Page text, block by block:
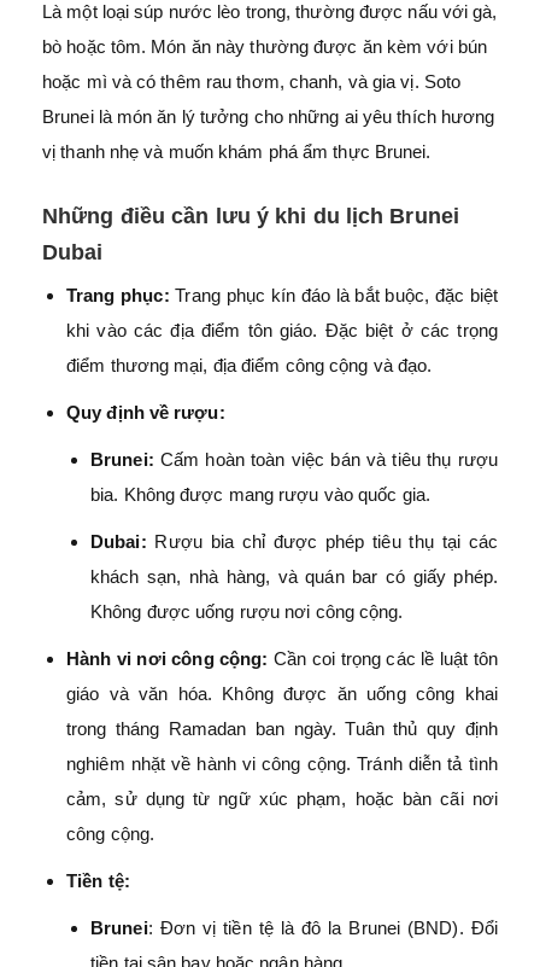
Là một loại súp nước lèo trong, thường được nấu với gà,
bò hoặc tôm. Món ăn này thường được ăn kèm với bún
hoặc mì và có thêm rau thơm, chanh, và gia vị. Soto
Brunei là món ăn lý tưởng cho những ai yêu thích hương
vị thanh nhẹ và muốn khám phá ẩm thực Brunei.
Những điều cần lưu ý khi du lịch Brunei
Dubai
Trang phục: Trang phục kín đáo là bắt buộc, đặc biệt
khi vào các địa điểm tôn giáo. Đặc biệt ở các trọng
điểm thương mại, địa điểm công cộng và đạo.
Quy định về rượu:
Brunei: Cấm hoàn toàn việc bán và tiêu thụ rượu
bia. Không được mang rượu vào quốc gia.
Dubai: Rượu bia chỉ được phép tiêu thụ tại các
khách sạn, nhà hàng, và quán bar có giấy phép.
Không được uống rượu nơi công cộng.
Hành vi nơi công cộng: Cần coi trọng các lề luật tôn
giáo và văn hóa. Không được ăn uống công khai
trong tháng Ramadan ban ngày. Tuân thủ quy định
nghiêm nhặt về hành vi công cộng. Tránh diễn tả tình
cảm, sử dụng từ ngữ xúc phạm, hoặc bàn cãi nơi
công cộng.
Tiền tệ:
Brunei: Đơn vị tiền tệ là đô la Brunei (BND). Đổi